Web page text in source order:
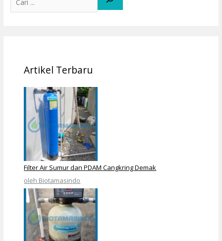
Artikel Terbaru
Filter Air Sumur dan PDAM Cangkring Demak
oleh Biotamasindo